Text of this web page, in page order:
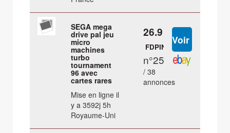
SEGA mega
drive pal jeu
micro
machines
turbo
tournament
96 avec
cartes rares
Mise en ligne il
y a 3592j 5h
Royaume-Uni
26.9 €
FDPIN
n°25
/ 38
annonces